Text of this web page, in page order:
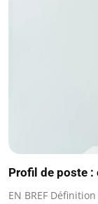
Profil de poste
EN BREF